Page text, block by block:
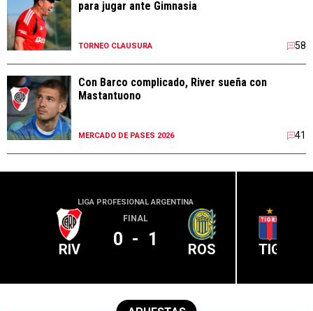
para jugar ante Gimnasia
TORNEO CLAUSURA 58
Con Barco complicado, River sueña con
Mastantuono
MERCADO DE PASES 2026 41
LIGA PROFESIONAL ARGENTINA
RIV
FINAL
0 - 1 ROS TIG